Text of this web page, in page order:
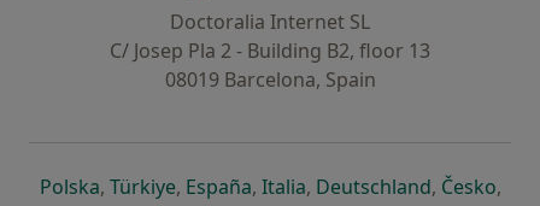
Doctoralia Internet SL
C/ Josep Pla 2 - Building B2, floor 13
08019 Barcelona, Spain
Polskaabre num novo separador
, Türkiyeabre num novo separador
, Españaabre num novo separador
, Italiaabre num novo
, Deutschlandabre num
, Česko,